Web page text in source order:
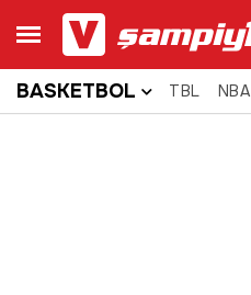
BASKETBOL TBL NBA